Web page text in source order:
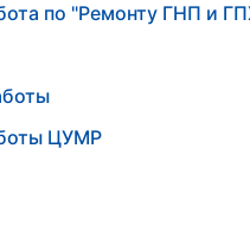
по "Ремонту ГНП и
ЦУМР